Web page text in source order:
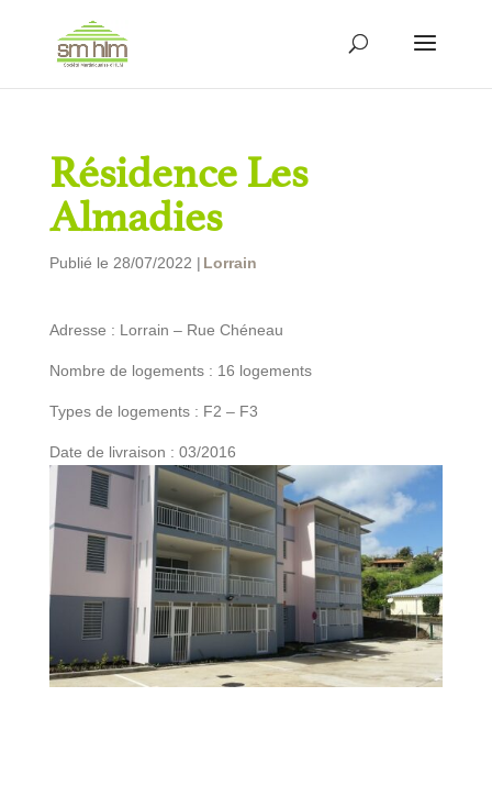
Résidence Les
Almadies
Publié le 28/07/2022 | Lorrain
Adresse : Lorrain – Rue Chéneau
Nombre de logements : 16 logements
Types de logements : F2 – F3
Date de livraison : 03/2016